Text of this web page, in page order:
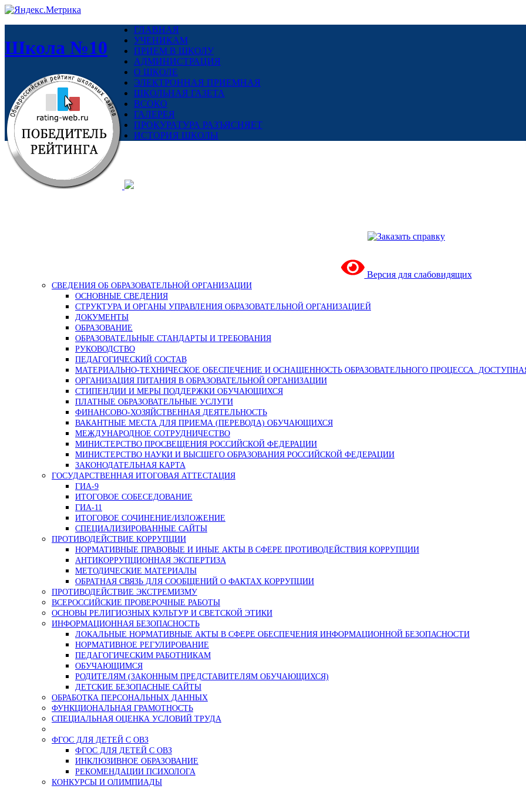
Школа №10
ГЛАВНАЯ
УЧЕНИКАМ
ПРИЕМ В ШКОЛУ
АДМИНИСТРАЦИЯ
О ШКОЛЕ
ЭЛЕКТРОННАЯ ПРИЕМНАЯ
ШКОЛЬНАЯ ГАЗЕТА
ВСОКО
ГАЛЕРЕЯ
ПРОКУРАТУРА РАЗЪЯСНЯЕТ
ИСТОРИЯ ШКОЛЫ
Версия для слабовидящих
СВЕДЕНИЯ ОБ ОБРАЗОВАТЕЛЬНОЙ ОРГАНИЗАЦИИ
ОСНОВНЫЕ СВЕДЕНИЯ
СТРУКТУРА И ОРГАНЫ УПРАВЛЕНИЯ ОБРАЗОВАТЕЛЬНОЙ ОРГАНИЗАЦИЕЙ
ДОКУМЕНТЫ
ОБРАЗОВАНИЕ
ОБРАЗОВАТЕЛЬНЫЕ СТАНДАРТЫ И ТРЕБОВАНИЯ
РУКОВОДСТВО
ПЕДАГОГИЧЕСКИЙ СОСТАВ
МАТЕРИАЛЬНО-ТЕХНИЧЕСКОЕ ОБЕСПЕЧЕНИЕ И ОСНАЩЕННОСТЬ ОБРАЗОВАТЕЛЬНОГО ПРОЦЕССА.
ОРГАНИЗАЦИЯ ПИТАНИЯ В ОБРАЗОВАТЕЛЬНОЙ ОРГАНИЗАЦИИ
СТИПЕНДИИ И МЕРЫ ПОДДЕРЖКИ ОБУЧАЮЩИХСЯ
ПЛАТНЫЕ ОБРАЗОВАТЕЛЬНЫЕ УСЛУГИ
ФИНАНСОВО-ХОЗЯЙСТВЕННАЯ ДЕЯТЕЛЬНОСТЬ
ВАКАНТНЫЕ МЕСТА ДЛЯ ПРИЕМА (ПЕРЕВОДА) ОБУЧАЮЩИХСЯ
МЕЖДУНАРОДНОЕ СОТРУДНИЧЕСТВО
МИНИСТЕРСТВО ПРОСВЕЩЕНИЯ РОССИЙСКОЙ ФЕДЕРАЦИИ
МИНИСТЕРСТВО НАУКИ И ВЫСШЕГО ОБРАЗОВАНИЯ РОССИЙСКОЙ ФЕДЕРАЦИИ
ЗАКОНОДАТЕЛЬНАЯ КАРТА
ГОСУДАРСТВЕННАЯ ИТОГОВАЯ АТТЕСТАЦИЯ
ГИА-9
ИТОГОВОЕ СОБЕСЕДОВАНИЕ
ГИА-11
ИТОГОВОЕ СОЧИНЕНИЕ/ИЗЛОЖЕНИЕ
СПЕЦИАЛИЗИРОВАННЫЕ САЙТЫ
ПРОТИВОДЕЙСТВИЕ КОРРУПЦИИ
НОРМАТИВНЫЕ ПРАВОВЫЕ И ИНЫЕ АКТЫ В СФЕРЕ ПРОТИВОДЕЙСТВИЯ КОРРУПЦИИ
АНТИКОРРУПЦИОННАЯ ЭКСПЕРТИЗА
МЕТОДИЧЕСКИЕ МАТЕРИАЛЫ
ОБРАТНАЯ СВЯЗЬ ДЛЯ СООБЩЕНИЙ О ФАКТАХ КОРРУПЦИИ
ПРОТИВОДЕЙСТВИЕ ЭКСТРЕМИЗМУ
ВСЕРОССИЙСКИЕ ПРОВЕРОЧНЫЕ РАБОТЫ
ОСНОВЫ РЕЛИГИОЗНЫХ КУЛЬТУР И СВЕТСКОЙ ЭТИКИ
ИНФОРМАЦИОННАЯ БЕЗОПАСНОСТЬ
ЛОКАЛЬНЫЕ НОРМАТИВНЫЕ АКТЫ В СФЕРЕ ОБЕСПЕЧЕНИЯ ИНФОРМАЦИОННОЙ БЕЗОПАСНОСТИ
НОРМАТИВНОЕ РЕГУЛИРОВАНИЕ
ПЕДАГОГИЧЕСКИМ РАБОТНИКАМ
ОБУЧАЮЩИМСЯ
РОДИТЕЛЯМ (ЗАКОННЫМ ПРЕДСТАВИТЕЛЯМ ОБУЧАЮЩИХСЯ)
ДЕТСКИЕ БЕЗОПАСНЫЕ САЙТЫ
ОБРАБОТКА ПЕРСОНАЛЬНЫХ ДАННЫХ
ФУНКЦИОНАЛЬНАЯ ГРАМОТНОСТЬ
СПЕЦИАЛЬНАЯ ОЦЕНКА УСЛОВИЙ ТРУДА
ФГОС ДЛЯ ДЕТЕЙ С ОВЗ
ФГОС ДЛЯ ДЕТЕЙ С ОВЗ
ИНКЛЮЗИВНОЕ ОБРАЗОВАНИЕ
РЕКОМЕНДАЦИИ ПСИХОЛОГА
КОНКУРСЫ И ОЛИМПИАДЫ